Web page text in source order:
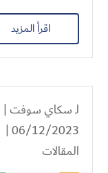
اقرأ المزيد
لـسكاي سوفت |
06/12/2023 |
المقالات